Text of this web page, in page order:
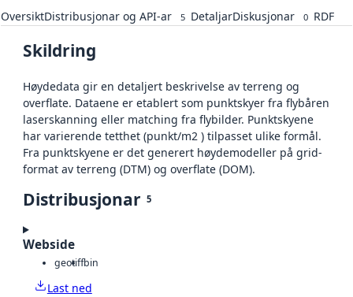
OversiktDistribusjonar og API-ar 5 DetaljarDiskusjonar 0 RDF
Skildring
Høydedata gir en detaljert beskrivelse av terreng og
overflate. Dataene er etablert som punktskyer fra flybåren
laserskanning eller matching fra flybilder. Punktskyene
har varierende tetthet (punkt/m2 ) tilpasset ulike formål.
Fra punktskyene er det generert høydemodeller på grid-
format av terreng (DTM) og overflate (DOM).
Distribusjonar 5
Webside
geotiffbin
Last ned